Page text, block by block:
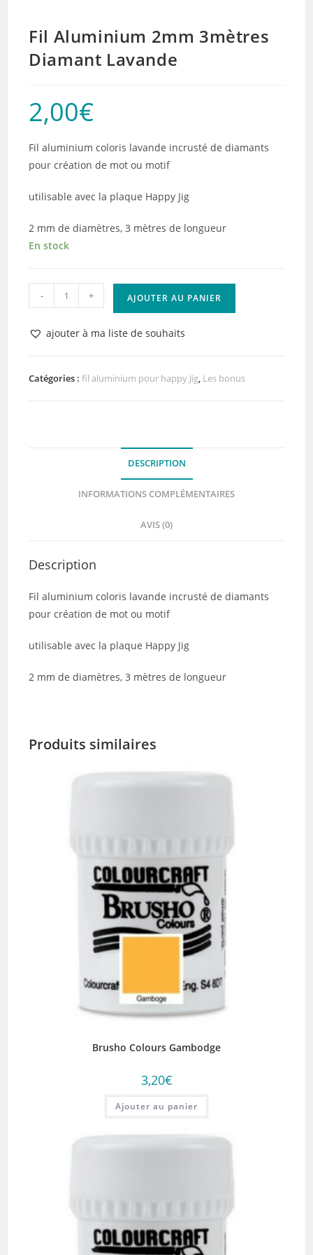
Fil Aluminium 2mm 3mètres
Diamant Lavande
2,00€
Fil aluminium coloris lavande incrusté de diamants
pour création de mot ou motif
utilisable avec la plaque Happy Jig
2 mm de diamètres, 3 mètres de longueur
En stock
quantité
de
Fil
Aluminium
3mètres
- + AJOUTER AU PANIER
ajouter à ma liste de souhaits
Catégories :fil aluminium pour happy Jig, Les bonus
DESCRIPTION
INFORMATIONS COMPLÉMENTAIRES
AVIS (0)
Description
Fil aluminium coloris lavande incrusté de diamants
pour création de mot ou motif
utilisable avec la plaque Happy Jig
2 mm de diamètres, 3 mètres de longueur
Produits similaires
Brusho Colours Gambodge
3,20€
Ajouter au panier